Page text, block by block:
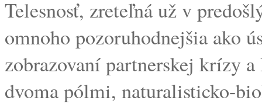
Telesnosť, zreteľná už v
omnoho pozoruhodnejšia ako
zobrazovaní partnerskej krízy
dvoma pólmi, naturalisticko-